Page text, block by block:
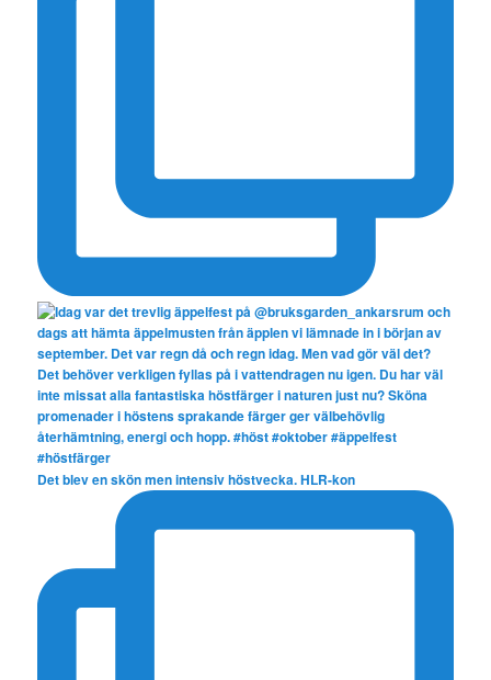
Det blev en skön men intensiv höstvecka. HLR-kon